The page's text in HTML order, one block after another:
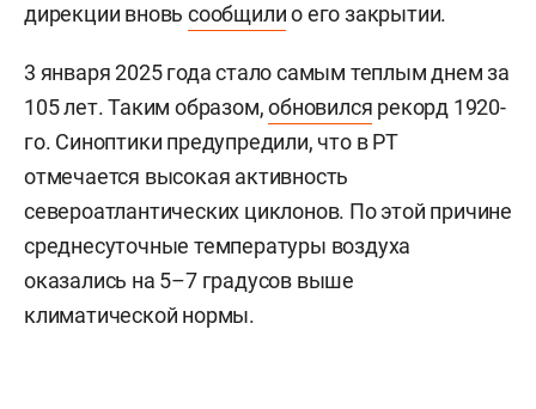
дирекции вновьсообщилио его закрытии.
3 января 2025 года стало самым теплым днем за
105 лет. Таким образом,обновился рекорд 1920-
го. Синоптики предупредили, что в РТ
отмечается высокая активность
североатлантических циклонов. По этой причине
среднесуточные температуры воздуха
оказались на 5–7 градусов выше
климатической нормы.